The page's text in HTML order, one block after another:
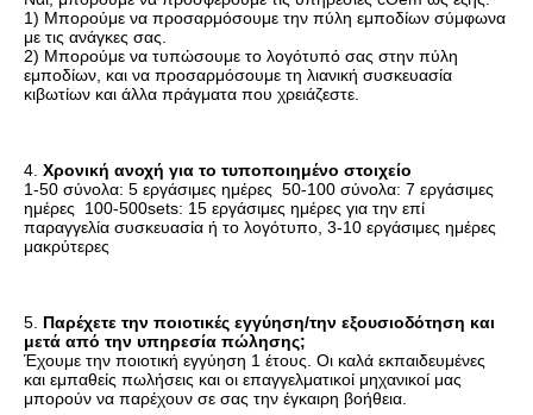
1) Μπορούμε να προσαρμόσουμε την πύλη εμποδίων σύμφωνα
με τις ανάγκες σας.
2) Μπορούμε να τυπώσουμε το λογότυπό σας στην πύλη
εμποδίων, και να προσαρμόσουμε τη λιανική συσκευασία
κιβωτίων και άλλα πράγματα που χρειάζεστε.
4. Χρονική ανοχή για το τυποποιημένο στοιχείο
1-50 σύνολα: 5 εργάσιμες ημέρες  50-100 σύνολα: 7 εργάσιμες
ημέρες  100-500sets: 15 εργάσιμες ημέρες για την επί
παραγγελία συσκευασία ή το λογότυπο, 3-10 εργάσιμες ημέρες
μακρύτερες
5. Παρέχετε την ποιοτικές εγγύηση/την εξουσιοδότηση και
μετά από την υπηρεσία πώλησης;
Έχουμε την ποιοτική εγγύηση 1 έτους. Οι καλά εκπαιδευμένες
και εμπαθείς πωλήσεις και οι επαγγελματικοί μηχανικοί μας
μπορούν να παρέχουν σε σας την έγκαιρη βοήθεια.